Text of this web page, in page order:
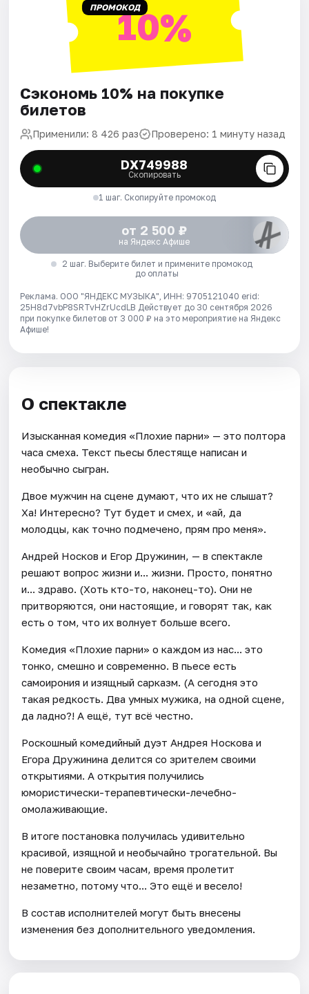
ПРОМОКОД10%
Сэкономь 10% на покупке
билетов
Применили: 8 426 раз Проверено: 1 минуту назад
DX749988
Скопировать
1 шаг. Скопируйте промокод
от 2 500 ₽
на Яндекс Афише
2 шаг. Выберите билет и примените промокод
до оплаты
Реклама. ООО "ЯНДЕКС МУЗЫКА", ИНН: 9705121040 erid:
25H8d7vbP8SRTvHZrUcdLB Действует до 30 сентября 2026
при покупке билетов от 3 000 ₽ на это мероприятие на Яндекс
Афише!
О спектакле
Изысканная комедия «Плохие парни» — это полтора
часа смеха. Текст пьесы блестяще написан и
необычно сыгран.
Двое мужчин на сцене думают, что их не слышат?
Ха! Интересно? Тут будет и смех, и «ай, да
молодцы, как точно подмечено, прям про меня».
Андрей Носков и Егор Дружинин, — в спектакле
решают вопрос жизни и... жизни. Просто, понятно
и... здраво. (Хоть кто-то, наконец-то). Они не
притворяются, они настоящие, и говорят так, как
есть о том, что их волнует больше всего.
Комедия «Плохие парни» о каждом из нас... это
тонко, смешно и современно. В пьесе есть
самоирония и изящный сарказм. (А сегодня это
такая редкость. Два умных мужика, на одной сцене,
да ладно?! А ещё, тут всё честно.
Роскошный комедийный дуэт Андрея Носкова и
Егора Дружинина делится со зрителем своими
открытиями. А открытия получились
юмористически-терапевтически-лечебно-
омолаживающие.
В итоге постановка получилась удивительно
красивой, изящной и необычайно трогательной. Вы
не поверите своим часам, время пролетит
незаметно, потому что... Это ещё и весело!
В состав исполнителей могут быть внесены
изменения без дополнительного уведомления.